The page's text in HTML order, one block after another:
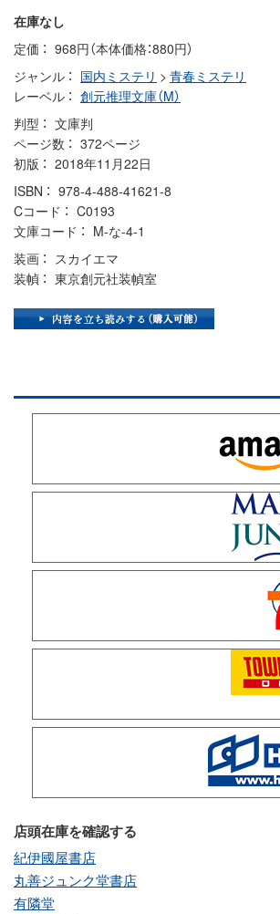
在庫なし
定価
968円（本体価格：880円）
ジャンル
国内ミステリ > 青春ミステリ
レーベル
創元推理文庫（M）
判型
文庫判
ページ数
372ページ
初版
2018年11月22日
ISBN
978-4-488-41621-8
Cコード
C0193
文庫コード
M-な-4-1
装画
スカイエマ
装幀
東京創元社装幀室
店頭在庫を確認する
紀伊國屋書店
丸善ジュンク堂書店
有隣堂